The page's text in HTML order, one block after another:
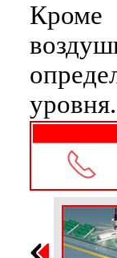
Кроме
уровня.